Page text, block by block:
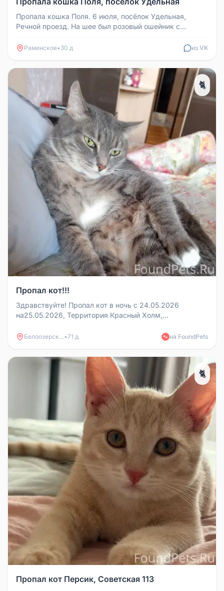
Пропала кошка Поля. 6 июля, посёлок Удельная,
Речной проезд. На шее был розовый ошейник с
Раменское• 30 д из VK
🐈
Пропал кот!!!
Здравствуйте! Пропал кот в ночь с 24.05.2026
на25.05.2026, Территория Красный Холм,
Белоозерский•71 д 🐾 на FoundPets
🐈
Пропал кот Персик, Советская 113